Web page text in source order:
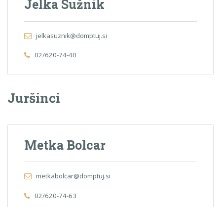
Jelka Sužnik
jelkasuznik@domptuj.si
02/620-74-40
Juršinci
Metka Bolcar
metkabolcar@domptuj.si
02/620-74-63